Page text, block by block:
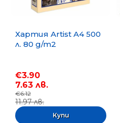
Хартия Artist A4 500
л. 80 g/m2
€3.90
7.63 лв.
€6.12
11.97 лв.